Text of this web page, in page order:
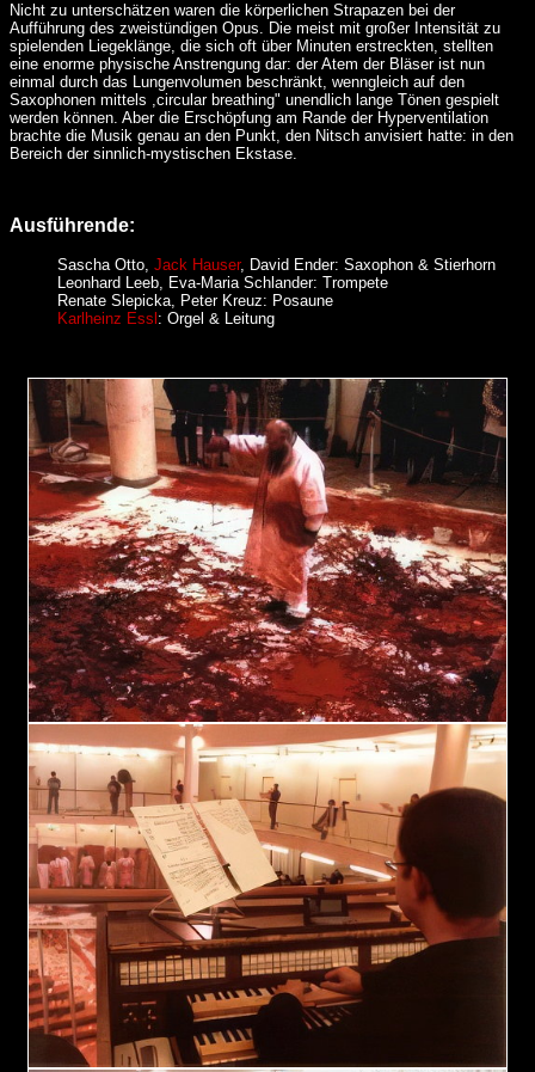
Nicht zu unterschätzen waren die körperlichen Strapazen bei der
Aufführung des zweistündigen Opus. Die meist mit großer Intensität zu
spielenden Liegeklänge, die sich oft über Minuten erstreckten, stellten
eine enorme physische Anstrengung dar: der Atem der Bläser ist nun
einmal durch das Lungenvolumen beschränkt, wenngleich auf den
Saxophonen mittels ,circular breathing" unendlich lange Tönen gespielt
werden können. Aber die Erschöpfung am Rande der Hyperventilation
brachte die Musik genau an den Punkt, den Nitsch anvisiert hatte: in den
Bereich der sinnlich-mystischen Ekstase.
Ausführende:
Sascha Otto, Jack Hauser, David Ender: Saxophon & Stierhorn
Leonhard Leeb, Eva-Maria Schlander: Trompete
Renate Slepicka, Peter Kreuz: Posaune
Karlheinz Essl : Orgel & Leitung